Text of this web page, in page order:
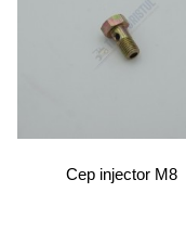
Cep injector M8